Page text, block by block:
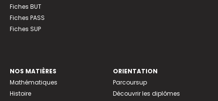
Fiches BUT
Fiches PASS
Fiches SUP
NOS MATIÈRES
Mathématiques
Histoire
ORIENTATION
Parcoursup
Découvrir les diplômes